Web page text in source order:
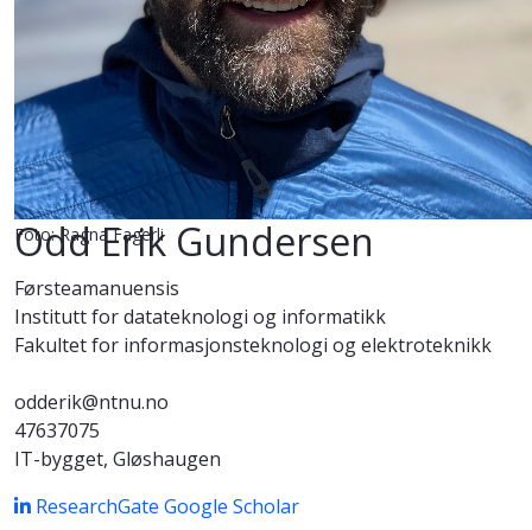
Foto: Ragna Fagerli
Odd Erik Gundersen
Førsteamanuensis
Institutt for datateknologi og informatikk
Fakultet for informasjonsteknologi og elektroteknikk
odderik@ntnu.no
47637075
IT-bygget, Gløshaugen
ResearchGate Google Scholar